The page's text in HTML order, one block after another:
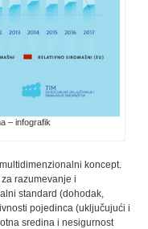
– infografik
koncept.
razumevanje i
standard (dohodak,
pojedinca (uključujući i
sredina i nesigurnost